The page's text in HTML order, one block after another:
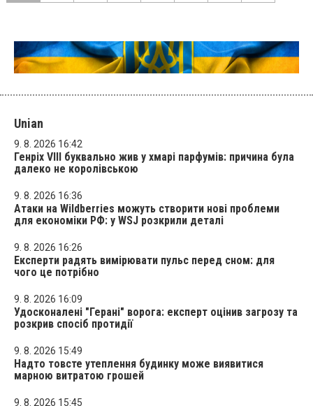
Unian
9. 8. 2026 16:42
Генріх VIII буквально жив у хмарі парфумів: причина була
далеко не королівською
9. 8. 2026 16:36
Атаки на Wildberries можуть створити нові проблеми
для економіки РФ: у WSJ розкрили деталі
9. 8. 2026 16:26
Експерти радять вимірювати пульс перед сном: для
чого це потрібно
9. 8. 2026 16:09
Удосконалені "Герані" ворога: експерт оцінив загрозу та
розкрив спосіб протидії
9. 8. 2026 15:49
Надто товсте утеплення будинку може виявитися
марною витратою грошей
9. 8. 2026 15:45